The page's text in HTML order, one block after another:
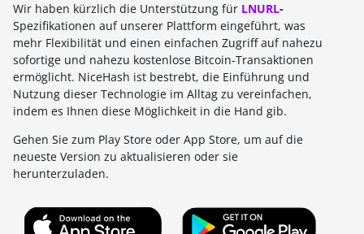
Wir haben kürzlich die Unterstützung für LNURL-
Spezifikationen auf unserer Plattform eingeführt, was
mehr Flexibilität und einen einfachen Zugriff auf nahezu
sofortige und nahezu kostenlose Bitcoin-Transaktionen
ermöglicht. NiceHash ist bestrebt, die Einführung und
Nutzung dieser Technologie im Alltag zu vereinfachen,
indem es Ihnen diese Möglichkeit in die Hand gib.
Gehen Sie zum Play Store oder App Store, um auf die
neueste Version zu aktualisieren oder sie
herunterzuladen.